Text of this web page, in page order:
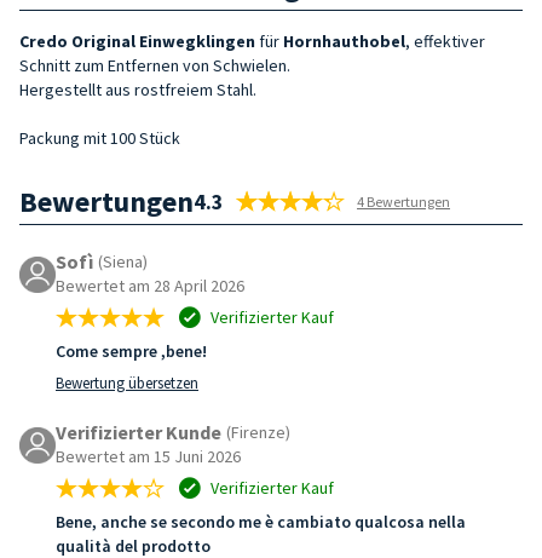
Credo Original Einwegklingen für Hornhauthobel, effektiver
Schnitt zum Entfernen von Schwielen.
Hergestellt aus rostfreiem Stahl.
Packung mit 100 Stück
Bewertungen4.3 4 Bewertungen
Sofì (Siena)
Bewertet am 28 April 2026
Verifizierter Kauf
Come sempre ,bene!
Bewertung übersetzen
Verifizierter Kunde (Firenze)
Bewertet am 15 Juni 2026
Verifizierter Kauf
Bene, anche se secondo me è cambiato qualcosa nella
qualità del prodotto